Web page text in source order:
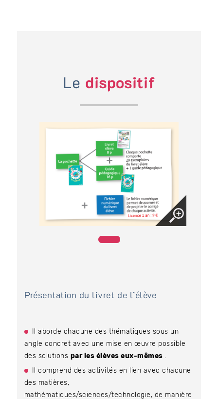
Le dispositif
Présentation du livret de l’élève
Il aborde chacune des thématiques sous un
angle concret avec une mise en œuvre possible
des solutions par les élèves eux-mêmes
Il comprend des activités en lien avec chacune
des matières,
mathématiques/sciences/technologie, de manière